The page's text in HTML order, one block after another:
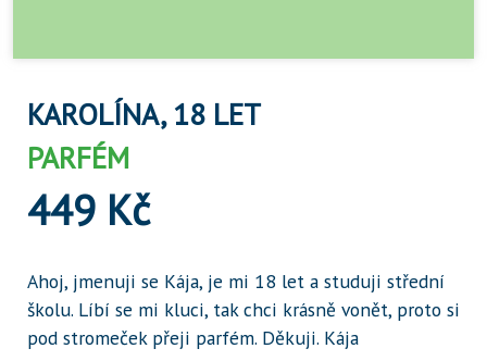
KAROLÍNA, 18 LET
PARFÉM
449 Kč
Ahoj, jmenuji se Kája, je mi 18 let a studuji střední
školu. Líbí se mi kluci, tak chci krásně vonět, proto si
pod stromeček přeji parfém. Děkuji. Kája